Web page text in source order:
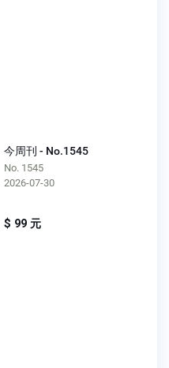
今周刊 - No.1545
No. 1545
2026-07-30
$ 99 元